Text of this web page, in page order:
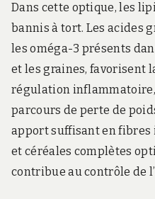
Dans cette optique, les
bannis à tort. Les acides
les oméga-3 présents
et les graines, favorisent
régulation
parcours de perte de
apport suffisant en fibres
et céréales complètes
contribue au contrôle de